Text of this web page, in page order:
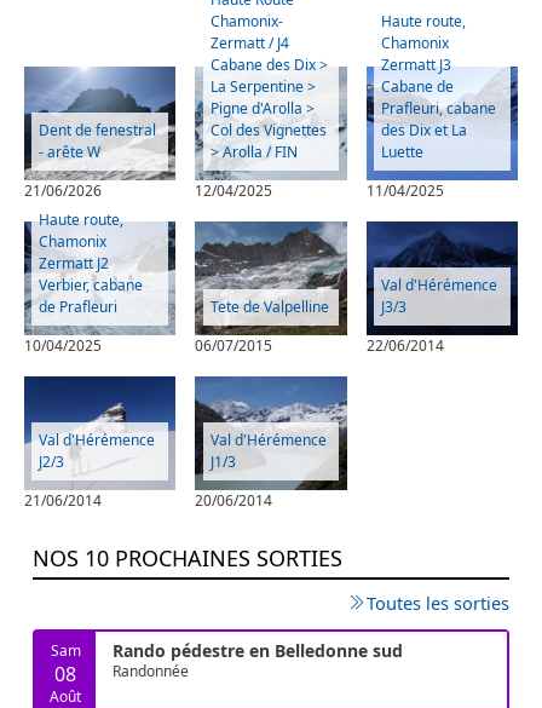
Dent de fenestral
- arête W
21/06/2026
Chamonix-
Zermatt / J4
Cabane des Dix >
La Serpentine >
Pigne d'Arolla >
Col des Vignettes
> Arolla / FIN
12/04/2025
Haute route,
Chamonix
Zermatt J3
Cabane de
Prafleuri, cabane
des Dix et La
Luette
11/04/2025
Haute route,
Chamonix
Zermatt J2
Verbier, cabane
de Prafleuri
10/04/2025
Tete de Valpelline
06/07/2015
Val d'Hérémence
J3/3
22/06/2014
Val d'Hérémence
J2/3
21/06/2014
Val d'Hérémence
J1/3
20/06/2014
NOS 10 PROCHAINES SORTIES
Toutes les sorties
Sam
08
Août
Rando pédestre en Belledonne sud
Randonnée